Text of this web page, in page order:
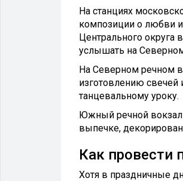
На станциях
композиции о любви и
Центрального округа
услышать на
На Северном речном
изготовлению свечей
танцевальному уроку.
Южный речной вокзал
выпечке,
Как провести
Хотя в праздничные